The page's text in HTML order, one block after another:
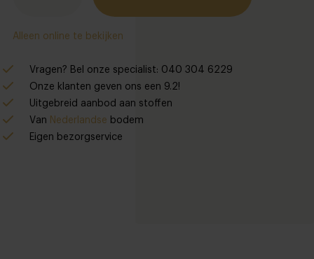
hier je stofstalen online, of bekijk ze in de winkel!
Alleen online te bekijken
Vragen? Bel onze specialist: 040 304 6229
Onze klanten geven ons een 9.2!
Uitgebreid aanbod aan stoffen
Van Nederlandse bodem
Eigen bezorgservice